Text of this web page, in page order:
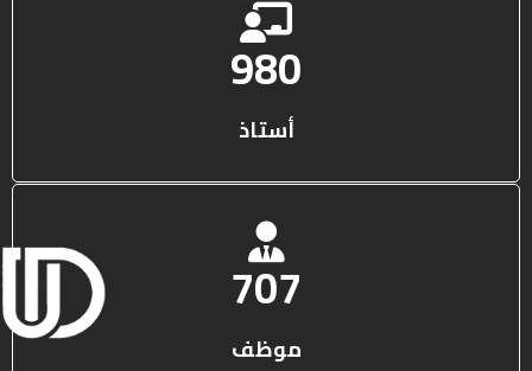
1316
أستاذ
950
موظف